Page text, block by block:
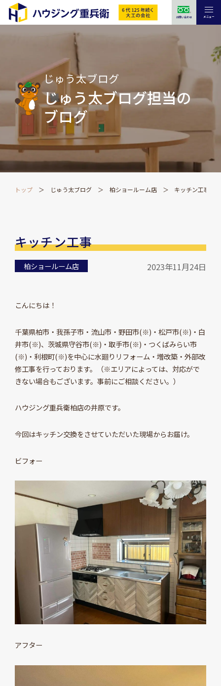
お問い合わせ メニュー
じゅう太ブログ
じゅう太ブログ担当の
ブログ
トップ じゅう太ブログ 柏ショールーム店 キッチン工事
キッチン工事
柏ショールーム店 2023年11月24日
こんにちは！
千葉県柏市・我孫子市・流山市・野田市(※)・松戸市(※)・白
井市(※)、茨城県守谷市(※)・取手市(※)・つくばみらい市
(※)・利根町(※)を中心に水廻りリフォーム・増改築・外部改
修工事を行っております。（※エリアによっては、対応がで
きない場合もございます。事前にご相談ください。）
ハウジング重兵衛柏店の井原です。
今回はキッチン交換をさせていただいた現場からお届け。
ビフォー
アフター